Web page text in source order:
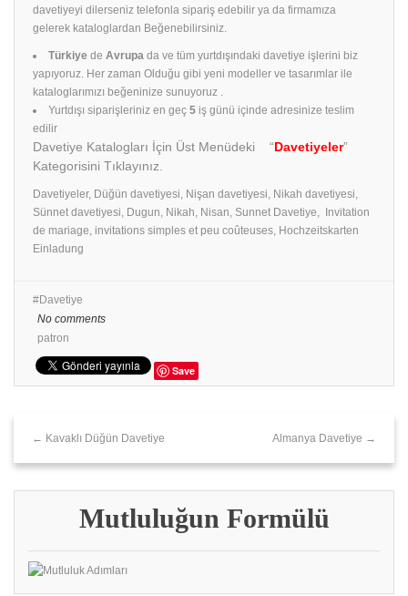
davetiyeyi dilerseniz telefonla sipariş edebilir ya da firmamıza
gelerek kataloglardan Beğenebilirsiniz.
Türkiye de Avrupa da ve tüm yurtdışındaki davetiye işlerini biz
yapıyoruz. Her zaman Olduğu gibi yeni modeller ve tasarımlar ile
kataloglarımızı beğeninize sunuyoruz .
Yurtdışı siparişleriniz en geç 5 iş günü içinde adresinize teslim
edilir
Davetiye Katalogları İçin Üst Menüdeki “Davetiyeler”
Kategorisini Tıklayınız.
Davetiyeler, Düğün davetiyesi, Nişan davetiyesi, Nikah davetiyesi,
Sünnet davetiyesi, Dugun, Nikah, Nisan, Sunnet Davetiye, Invitation
de mariage, invitations simples et peu coûteuses, Hochzeitskarten
Einladung
Davetiye
No comments
patron
Save
← Kavaklı Düğün Davetiye Almanya Davetiye →
Mutluluğun Formülü